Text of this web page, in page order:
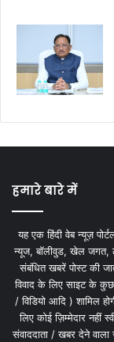
हमारे बारे में
यह एक हिंदी वेब न्यूज़
न्यूज, बॉलीवुड, खेल जगत,
संबंधित खबरें पोस्ट की
विवाद के लिए साइट के कुछ
/ विडियो आदि ) शामिल
लिए कोई ज़िम्मेदार नहीं
संवाददाता / खबर देने